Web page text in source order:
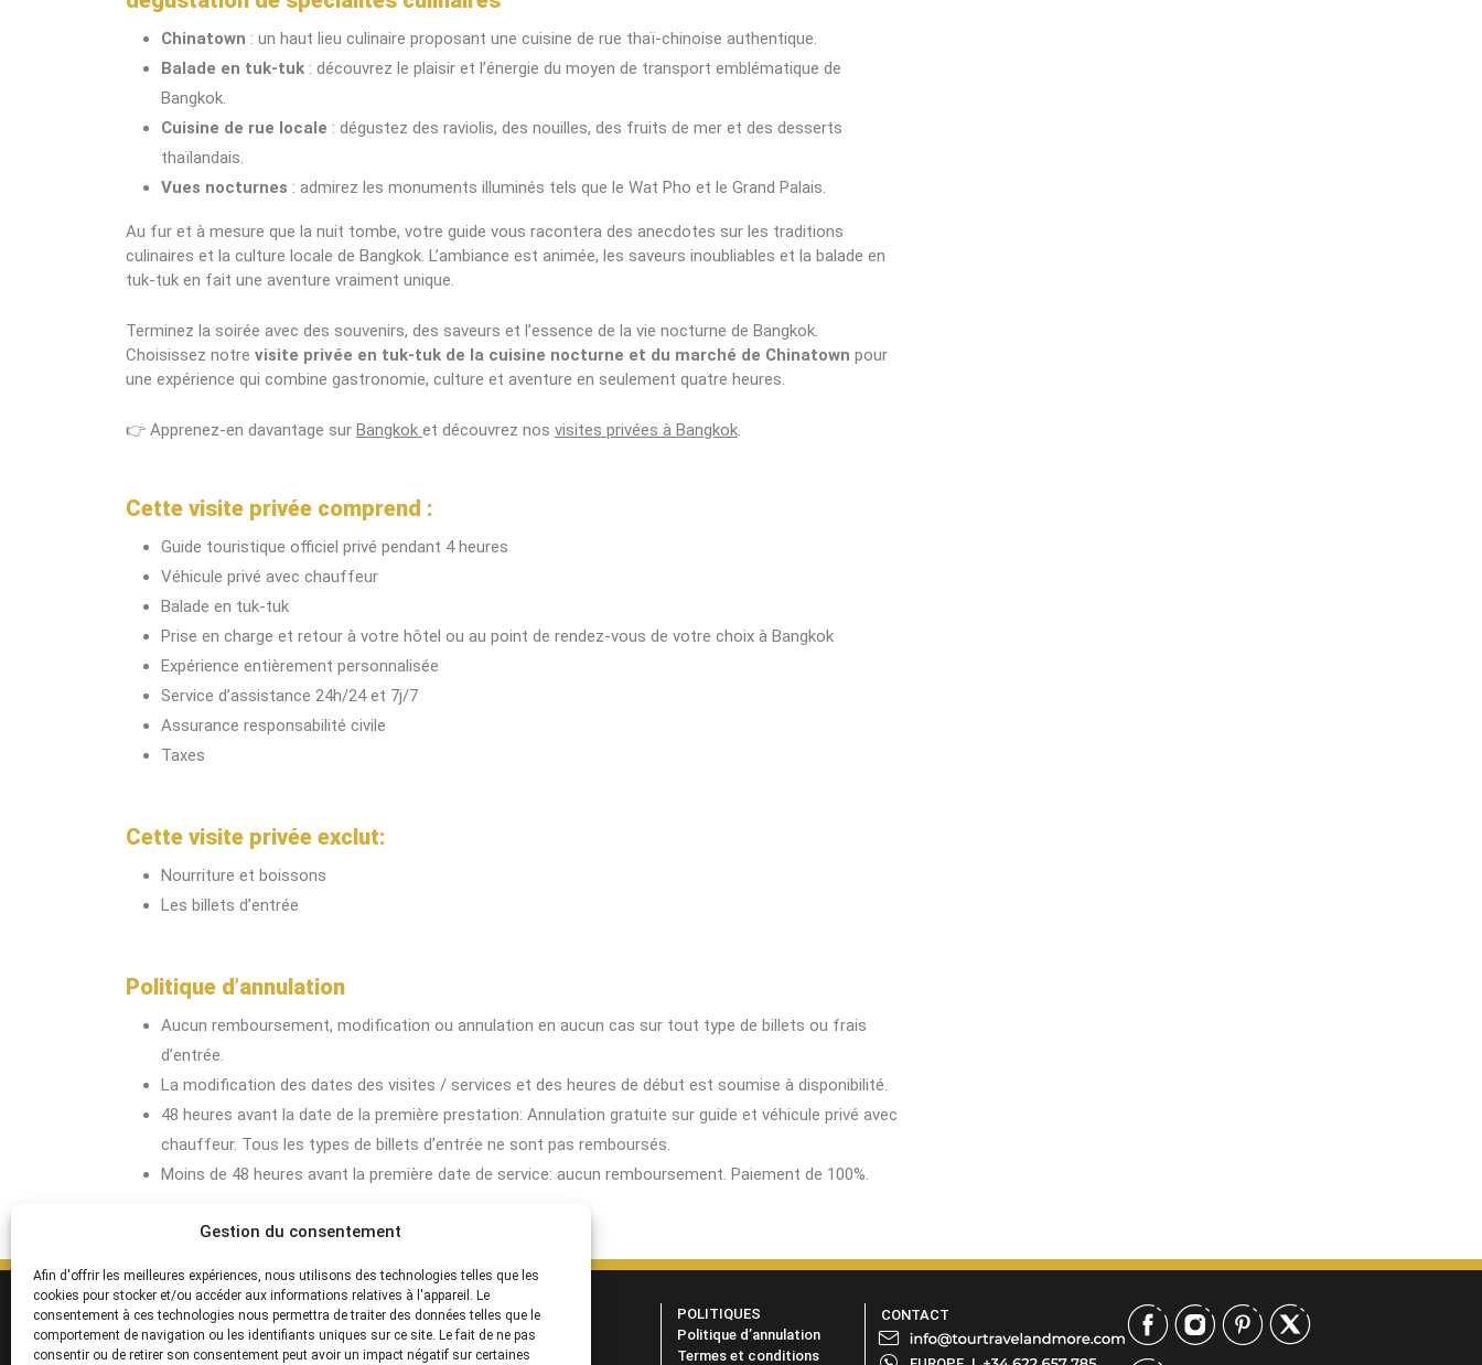
Gestion du consentement
Afin d'offrir les meilleures expériences, nous utilisons des technologies telles que les
cookies pour stocker et/ou accéder aux informations relatives à l'appareil. Le
consentement à ces technologies nous permettra de traiter des données telles que le
comportement de navigation ou les identifiants uniques sur ce site. Le fait de ne pas
consentir ou de retirer son consentement peut avoir un impact négatif sur certaines
Chinatown : un haut lieu culinaire proposant une cuisine de rue thaï-chinoise authentique.
Balade en tuk-tuk : découvrez le plaisir et l’énergie du moyen de transport emblématique de
Bangkok.
Cuisine de rue locale : dégustez des raviolis, des nouilles, des fruits de mer et des desserts
thaïlandais.
Vues nocturnes : admirez les monuments illuminés tels que le Wat Pho et le Grand Palais.
Au fur et à mesure que la nuit tombe, votre guide vous racontera des anecdotes sur les traditions
culinaires et la culture locale de Bangkok. L’ambiance est animée, les saveurs inoubliables et la balade en
tuk-tuk en fait une aventure vraiment unique.
Terminez la soirée avec des souvenirs, des saveurs et l’essence de la vie nocturne de Bangkok.
Choisissez notre visite privée en tuk-tuk de la cuisine nocturne et du marché de Chinatown pour
une expérience qui combine gastronomie, culture et aventure en seulement quatre heures.
👉 Apprenez-en davantage sur Bangkok et découvrez nos visites privées à Bangkok.
Cette visite privée comprend :
Guide touristique officiel privé pendant 4 heures
Véhicule privé avec chauffeur
Balade en tuk-tuk
Prise en charge et retour à votre hôtel ou au point de rendez-vous de votre choix à Bangkok
Expérience entièrement personnalisée
Service d’assistance 24h/24 et 7j/7
Assurance responsabilité civile
Taxes
Cette visite privée exclut:
Nourriture et boissons
Les billets d’entrée
Politique d’annulation
Aucun remboursement, modification ou annulation en aucun cas sur tout type de billets ou frais
d’entrée.
La modification des dates des visites / services et des heures de début est soumise à disponibilité.
48 heures avant la date de la première prestation: Annulation gratuite sur guide et véhicule privé avec
chauffeur. Tous les types de billets d’entrée ne sont pas remboursés.
Moins de 48 heures avant la première date de service: aucun remboursement. Paiement de 100%.
SERVICES
Destinations
Croisières
SOCIÉTÉ
Pourquoi Nous?
FAQs
POLITIQUES
Politique d’annulation
Termes et conditions
CONTACT